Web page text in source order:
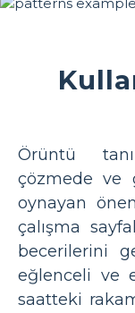
Örüntü
çözmede ve
oynayan
çalışma
becerilerini
eğlenceli ve
saatteki